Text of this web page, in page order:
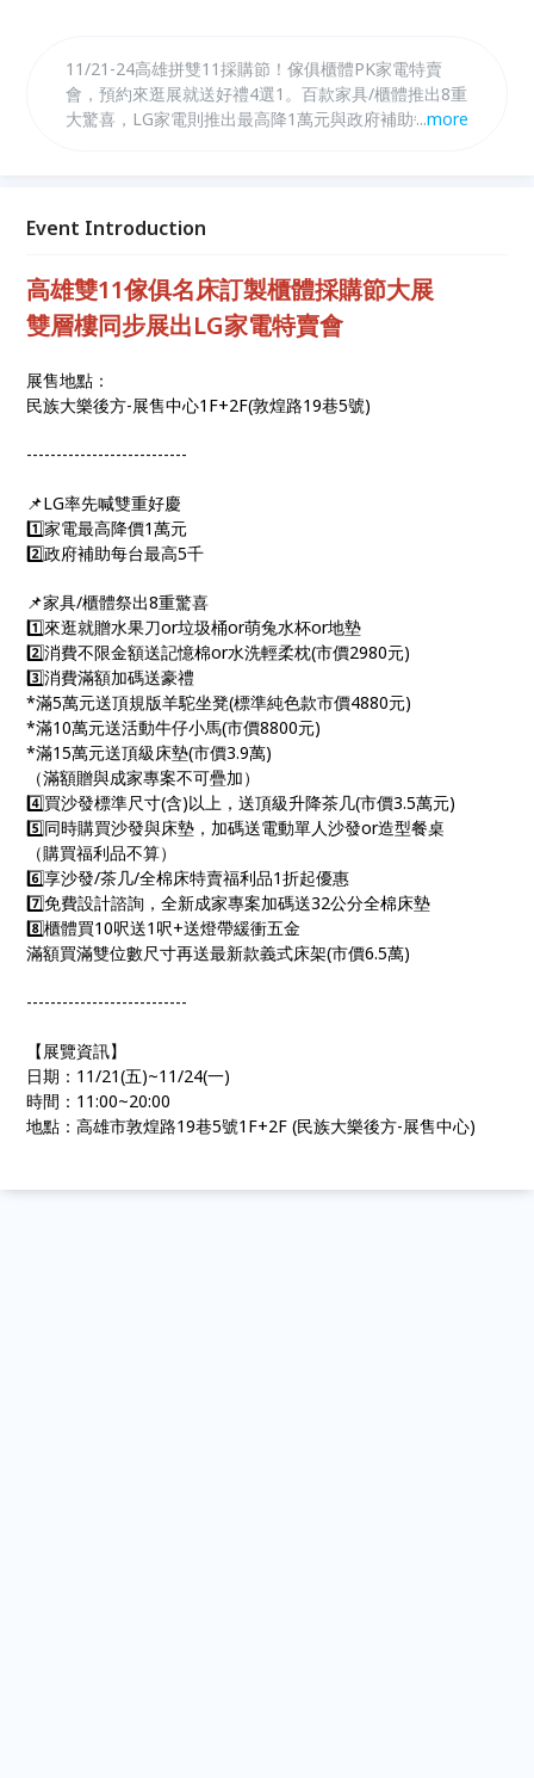
11/21-24高雄拼雙11採購節！傢俱櫃體PK家電特賣
會，預約來逛展就送好禮4選1。百款家具/櫃體推出8重
大驚喜，LG家電則推出最高降1萬元與政府補助每台最
展》
...more
Event Introduction
高雄雙11傢俱名床訂製櫃體採購節大展
雙層樓同步展出LG家電特賣會
展售地點：
民族大樂後方-展售中心1F+2F(敦煌路19巷5號)
---------------------------
📌LG率先喊雙重好慶
1️⃣家電最高降價1萬元
2️⃣政府補助每台最高5千
📌家具/櫃體祭出8重驚喜
1️⃣來逛就贈水果刀or垃圾桶or萌兔水杯or地墊
2️⃣消費不限金額送記憶棉or水洗輕柔枕(市價2980元)
3️⃣消費滿額加碼送豪禮
*滿5萬元送頂規版羊駝坐凳(標準純色款市價4880元)
*滿10萬元送活動牛仔小馬(市價8800元)
*滿15萬元送頂級床墊(市價3.9萬)
（滿額贈與成家專案不可疊加）
4️⃣買沙發標準尺寸(含)以上，送頂級升降茶几(市價3.5萬元)
5️⃣同時購買沙發與床墊，加碼送電動單人沙發or造型餐桌
（購買福利品不算）
6️⃣享沙發/茶几/全棉床特賣福利品1折起優惠
7️⃣免費設計諮詢，全新成家專案加碼送32公分全棉床墊
8️⃣櫃體買10呎送1呎+送燈帶緩衝五金
滿額買滿雙位數尺寸再送最新款義式床架(市價6.5萬)
---------------------------
【展覽資訊】
日期：11/21(五)~11/24(一)
時間：11:00~20:00
地點：高雄市敦煌路19巷5號1F+2F (民族大樂後方-展售中心)